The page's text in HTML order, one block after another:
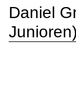
Daniel
Junioren)